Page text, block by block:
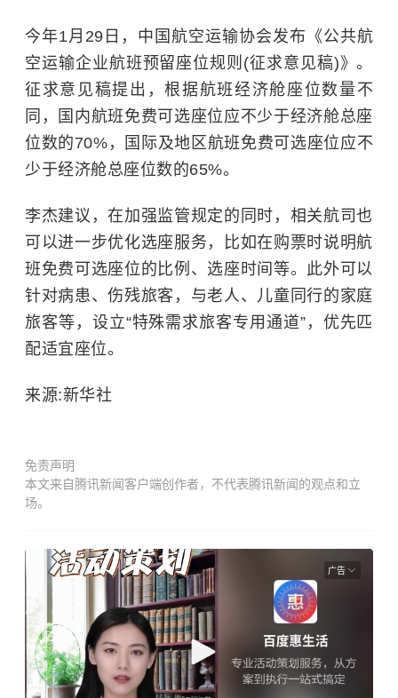
今年1月29日，中国航空运输协会发布《公共航
空运输企业航班预留座位规则(征求意见稿)》。
征求意见稿提出，根据航班经济舱座位数量不
同，国内航班免费可选座位应不少于经济舱总座
位数的70%，国际及地区航班免费可选座位应不
少于经济舱总座位数的65%。
李杰建议，在加强监管规定的同时，相关航司也
可以进一步优化选座服务，比如在购票时说明航
班免费可选座位的比例、选座时间等。此外可以
针对病患、伤残旅客，与老人、儿童同行的家庭
旅客等，设立“特殊需求旅客专用通道”，优先匹
配适宜座位。
来源:新华社
免责声明
本文来自腾讯新闻客户端创作者，不代表腾讯新闻的观点和立
场。
广告